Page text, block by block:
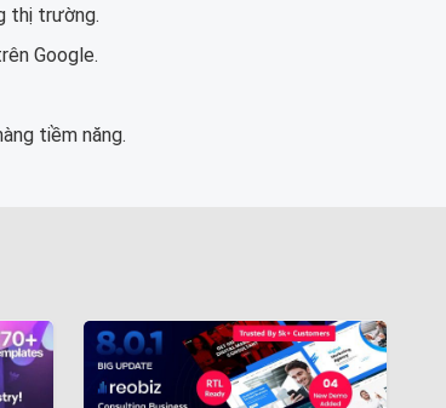
thị trường.
Google.
tiềm năng.